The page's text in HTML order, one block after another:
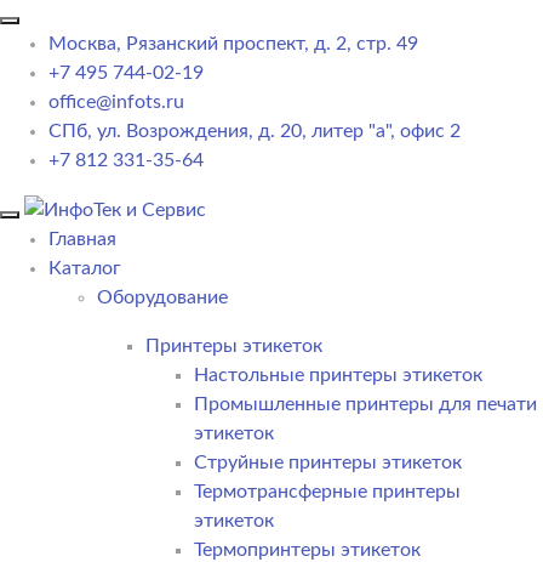
Москва, Рязанский проспект, д. 2, стр. 49
+7 495 744-02-19
office@infots.ru
СПб, ул. Возрождения, д. 20, литер "a", офис 2
+7 812 331-35-64
Главная
Каталог
Оборудование
Принтеры этикеток
Настольные принтеры этикеток
Промышленные принтеры для печати
этикеток
Струйные принтеры этикеток
Термотрансферные принтеры
этикеток
Термопринтеры этикеток